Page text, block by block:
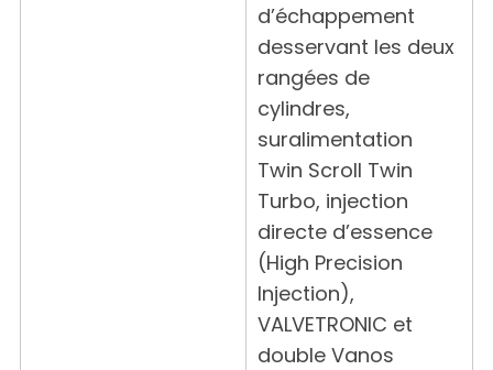
d’échappement
desservant les deux
rangées de
cylindres,
suralimentation
Twin Scroll Twin
Turbo, injection
directe d’essence
(High Precision
Injection),
VALVETRONIC et
double Vanos